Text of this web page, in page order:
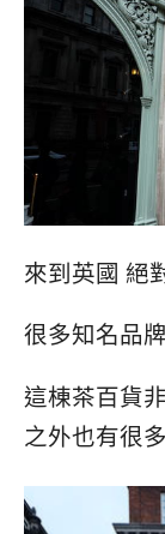
來到英國 絕
很多知名品
這棟茶百貨
之外也有很